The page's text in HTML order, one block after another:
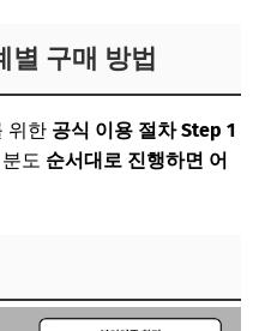
별 구매 방법
위한 공식 이용 절차 Step 1
도 순서대로 진행하면 어